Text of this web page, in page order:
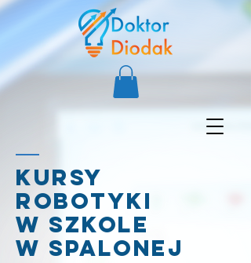
Kursy
Robotyki
W Szkole
w spalonej